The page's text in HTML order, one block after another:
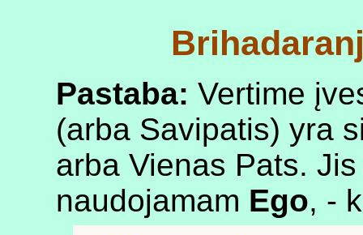
Pastaba: Vertime
(arba Savipatis) yra
arba Vienas Pats.
naudojamam Ego, -